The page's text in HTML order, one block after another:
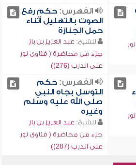
الفهرس:حكم رفع
الصوت بالتهليل أثناء
حمل الجنازة
للشيخ: عبد العزيز بن باز
جزء من محاضرة ( فتاوى نور
على الدرب (276))
الفهرس:حكم
التوسل بجاه النبي
صلى الله عليه وسلم
وغيره
للشيخ: عبد العزيز بن باز
جزء من محاضرة ( فتاوى نور
على الدرب (287))